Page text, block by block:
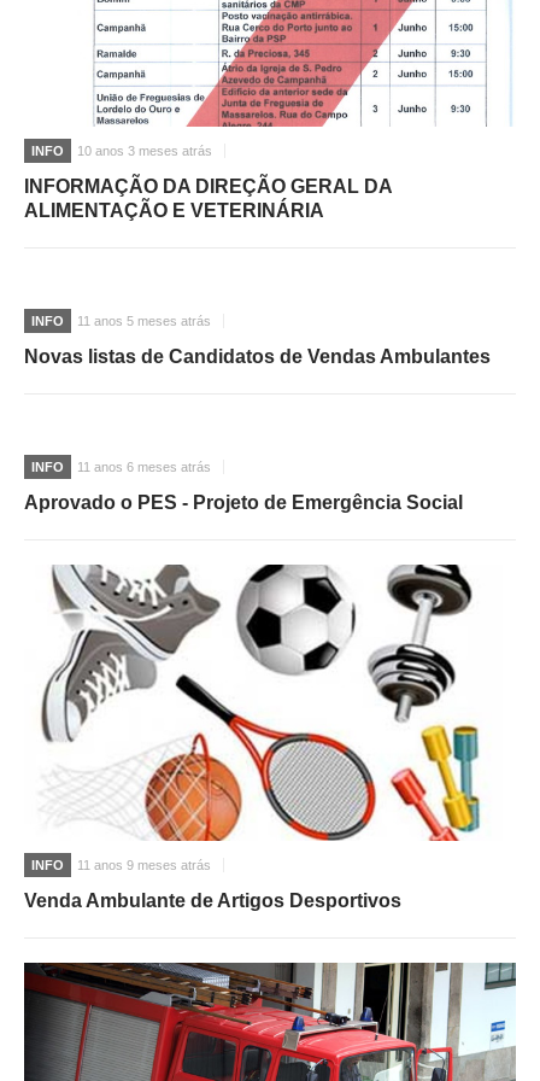
INVENTÁRIO
RECRUTAMENTO PESSOAL
CÓDIGO DE CONDUTA
ORÇAMENTO COLABORATIVO
FUNDO DE APOIO AO ASSOCIATIVISMO
SUBVENÇÕES PÚBLICAS
SERVIÇOS
SECRETARIA
CANÍDEOS
VENDA AMBULANTE
O GABINETE
APOIO AOS DESEMPREGADOS
APOIO ÀS EMPRESAS
OFERTAS DE EMPREGO
CONTACTO E HORÁRIO GIP
CONTACTOS
INFO 10 anos 3 meses atrás
INFORMAÇÃO DA DIREÇÃO GERAL DA
ALIMENTAÇÃO E VETERINÁRIA
INFO 11 anos 5 meses atrás
Novas listas de Candidatos de Vendas Ambulantes
INFO 11 anos 6 meses atrás
Aprovado o PES - Projeto de Emergência Social
INFO 11 anos 9 meses atrás
Venda Ambulante de Artigos Desportivos